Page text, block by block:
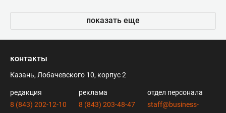
показать еще
контакты
Казань, Лобачевского 10, корпус 2
редакция
8 (843) 202-12-10
реклама
8 (843) 203-48-47
отдел персонала
staff@business-